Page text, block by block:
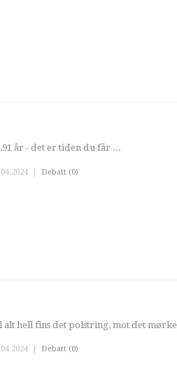
år - det er tiden du får ...
| Debatt (0)
alt hell fins det polstring, mot det
Debatt (0)